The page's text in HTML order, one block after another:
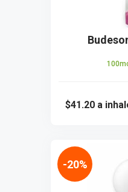
$41.20 a
-20%